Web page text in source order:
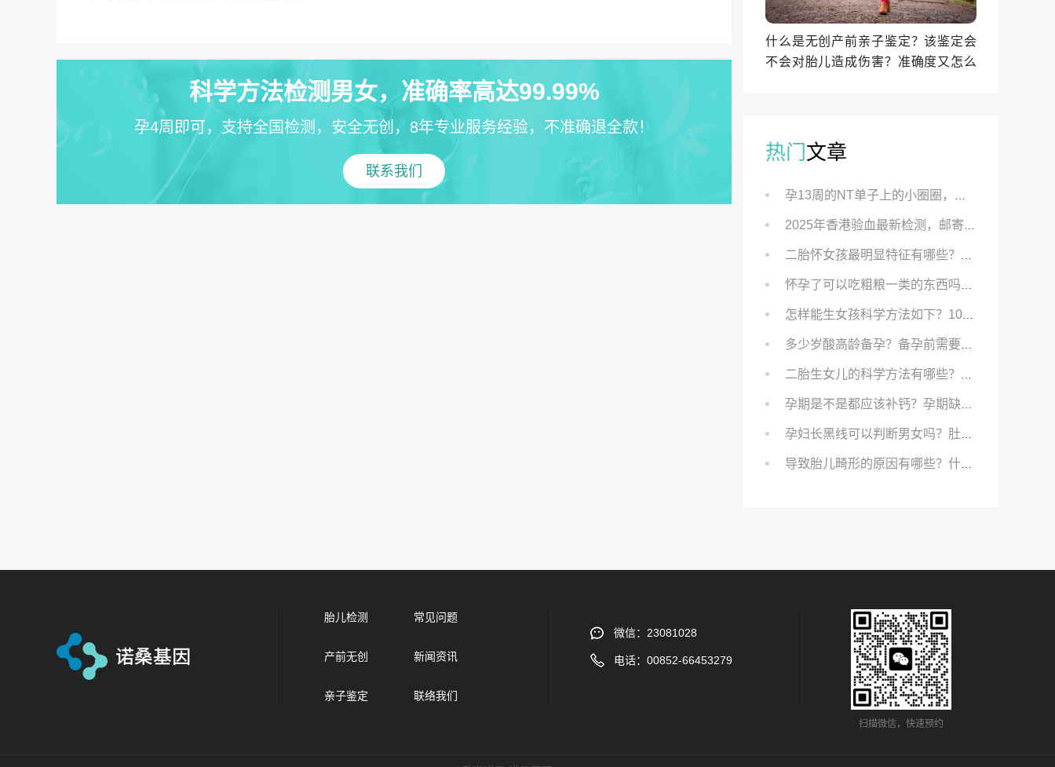
科学方法检测男女，准确率高达99.99%
孕4周即可，支持全国检测，安全无创，8年专业服务经验，不准确退全款！
联系我们
什么是无创产前亲子鉴定？该鉴定会
不会对胎儿造成伤害？准确度又怎么
热门文章
胎儿检测 常见问题
产前无创 新闻资讯
亲子鉴定 联络我们
微信：23081028
电话：00852-66453279
扫描微信，快速预约